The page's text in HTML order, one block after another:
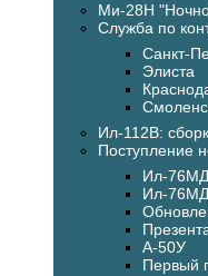
Ми-28Н
Служба по
Санкт-
Элиста
Ил-112В:
Поступление
Ил-
Ил-
А-50У
Первый